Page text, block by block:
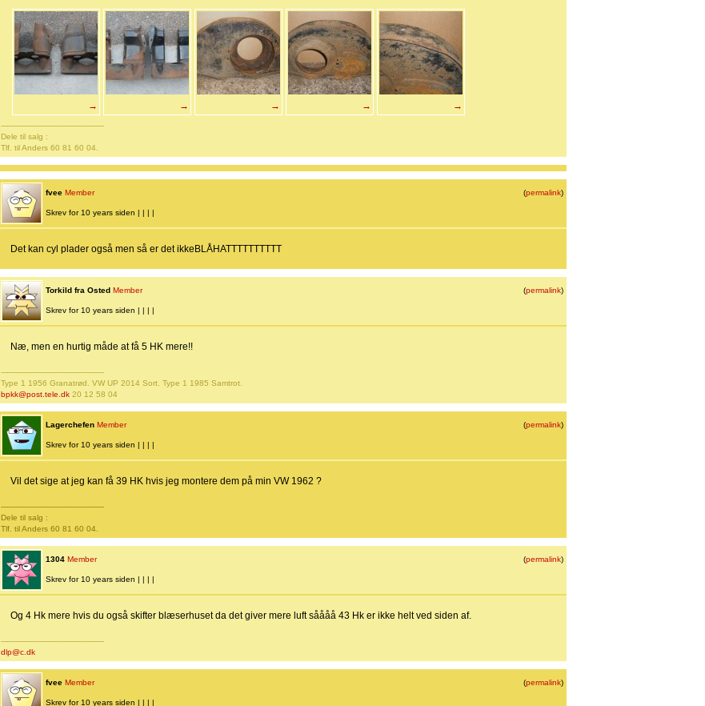
→ → → → →
-------------------------------------------
Dele til salg :
Tlf. til Anders 60 81 60 04.
(permalink)
fvee Member
Skrev for 10 years siden | | | |
Det kan cyl plader også men så er det ikkeBLÅHATTTTTTTTTT
(permalink)
Torkild fra Osted Member
Skrev for 10 years siden | | | |
Næ, men en hurtig måde at få 5 HK mere!!
-------------------------------------------
Type 1 1956 Granatrød. VW UP 2014 Sort. Type 1 1985 Samtrot.
bpkk@post.tele.dk 20 12 58 04
(permalink)
Lagerchefen Member
Skrev for 10 years siden | | | |
Vil det sige at jeg kan få 39 HK hvis jeg montere dem på min VW 1962 ?
-------------------------------------------
Dele til salg :
Tlf. til Anders 60 81 60 04.
(permalink)
1304 Member
Skrev for 10 years siden | | | |
Og 4 Hk mere hvis du også skifter blæserhuset da det giver mere luft såååå 43 Hk er ikke helt ved siden af.
-------------------------------------------
dlp@c.dk
(permalink)
fvee Member
Skrev for 10 years siden | | | |